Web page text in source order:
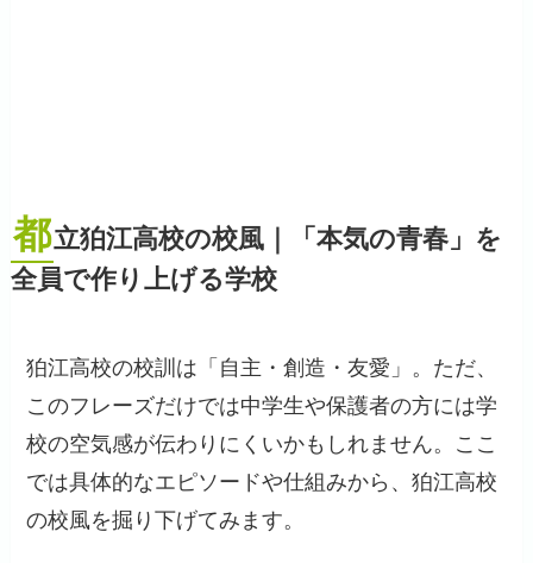
都立狛江高校の校風｜「本気の青春」を
全員で作り上げる学校
狛江高校の校訓は「自主・創造・友愛」。ただ、
このフレーズだけでは中学生や保護者の方には学
校の空気感が伝わりにくいかもしれません。ここ
では具体的なエピソードや仕組みから、狛江高校
の校風を掘り下げてみます。